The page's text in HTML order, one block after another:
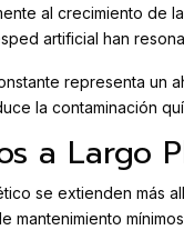
al crecimiento de
artificial han
representa un
la contaminación
a Largo
se extienden más
mantenimiento